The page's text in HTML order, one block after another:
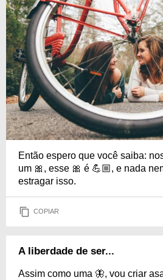
Então espero que você saiba:
um 🎀, esse 🎀 é 💪🏼, e nada
estragar isso.
COPIAR
A liberdade de ser...
Assim como uma 🦋, vou criar